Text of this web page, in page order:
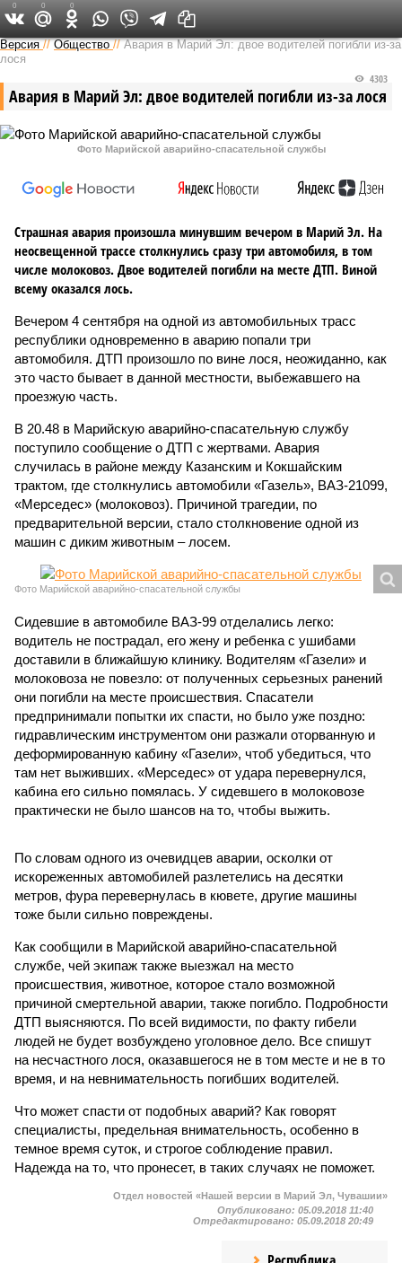
Версия в Чувашии
Версия //Общество //Авария в Марий Эл: двое водителей погибли из-за
лося
Авария в Марий Эл: двое водителей погибли из-за лося
4303
Фото Марийской аварийно-спасательной службы
Страшная авария произошла минувшим вечером в Марий Эл. На
неосвещенной трассе столкнулись сразу три автомобиля, в том
числе молоковоз. Двое водителей погибли на месте ДТП. Виной
всему оказался лось.
Вечером 4 сентября на одной из автомобильных трасс
республики одновременно в аварию попали три
автомобиля. ДТП произошло по вине лося, неожиданно, как
это часто бывает в данной местности, выбежавшего на
проезжую часть.
В 20.48 в Марийскую аварийно-спасательную службу
поступило сообщение о ДТП с жертвами. Авария
случилась в районе между Казанским и Кокшайским
трактом, где столкнулись автомобили «Газель», ВАЗ-21099,
«Мерседес» (молоковоз). Причиной трагедии, по
предварительной версии, стало столкновение одной из
машин с диким животным – лосем.
Фото Марийской аварийно-спасательной службы
Сидевшие в автомобиле ВАЗ-99 отделались легко:
водитель не пострадал, его жену и ребенка с ушибами
доставили в ближайшую клинику. Водителям «Газели» и
молоковоза не повезло: от полученных серьезных ранений
они погибли на месте происшествия. Спасатели
предпринимали попытки их спасти, но было уже поздно:
гидравлическим инструментом они разжали оторванную и
деформированную кабину «Газели», чтоб убедиться, что
там нет выживших. «Мерседес» от удара перевернулся,
кабина его сильно помялась. У сидевшего в молоковозе
практически не было шансов на то, чтобы выжить.
По словам одного из очевидцев аварии, осколки от
искореженных автомобилей разлетелись на десятки
метров, фура перевернулась в кювете, другие машины
тоже были сильно повреждены.
Как сообщили в Марийской аварийно-спасательной
службе, чей экипаж также выезжал на место
происшествия, животное, которое стало возможной
причиной смертельной аварии, также погибло. Подробности
ДТП выясняются. По всей видимости, по факту гибели
людей не будет возбуждено уголовное дело. Все спишут
на несчастного лося, оказавшегося не в том месте и не в то
время, и на невнимательность погибших водителей.
Что может спасти от подобных аварий? Как говорят
специалисты, предельная внимательность, особенно в
темное время суток, и строгое соблюдение правил.
Надежда на то, что пронесет, в таких случаях не поможет.
0 0 0
Отдел новостей «Нашей версии в Марий Эл, Чувашии»
Опубликовано: 05.09.2018 11:40
Отредактировано: 05.09.2018 20:49